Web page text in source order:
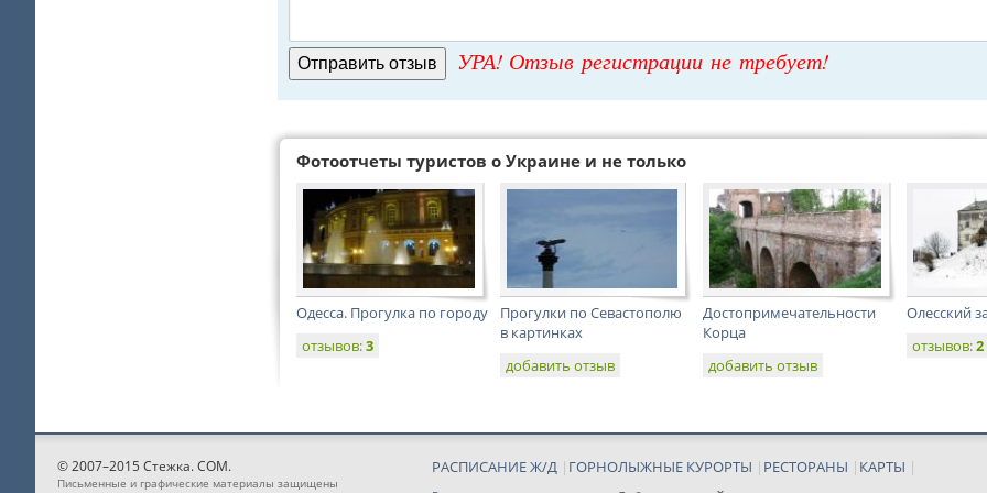
УРА! Отзыв регистрации не требует!
Фотоотчеты туристов о Украине и не только
Одесса. Прогулка по городу
отзывов:3
Прогулки по Севастополю
в картинках
добавить отзыв
Достопримечательности
Корца
добавить отзыв
Олесский
отзывов:2
© 2007–2015 Стежка. COM.
Письменные и графические материалы защищены
РАСПИСАНИЕ Ж/Д | ГОРНОЛЫЖНЫЕ КУРОРТЫ | РЕСТОРАНЫ | КАРТЫ |